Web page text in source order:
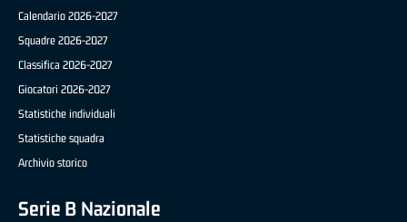
Calendario 2026-2027
Squadre 2026-2027
Classifica 2026-2027
Giocatori 2026-2027
Statistiche individuali
Statistiche squadra
Archivio storico
Serie B Nazionale